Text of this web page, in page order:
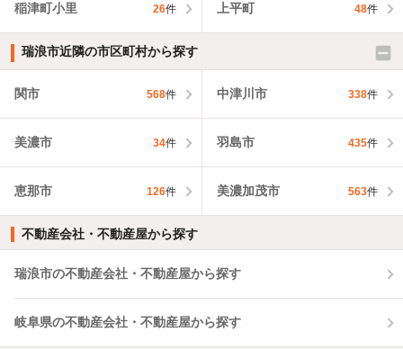
稲津町小里 26件 上平町 48件
瑞浪市近隣の市区町村から探す
関市 568件 中津川市 338件
美濃市 34件 羽島市 435件
恵那市 126件 美濃加茂市 563件
不動産会社・不動産屋から探す
瑞浪市の不動産会社・不動産屋から探す
岐阜県の不動産会社・不動産屋から探す